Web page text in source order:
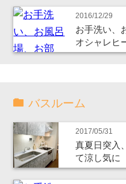
2016/12/29
お手洗い、
オシャレヒ
バスルーム
2017/05/31
真夏日突入
て涼し気に